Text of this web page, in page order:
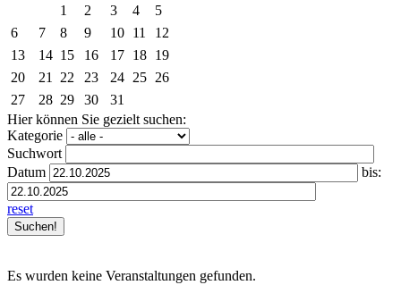
1
2 3 4
5
6
7 8 9 10 11
12
13
14 15 16 17 18 19
20
21 22 23 24 25 26
27
28 29 30
31
Hier können Sie gezielt suchen:
Kategorie
Suchwort
Datum
bis:
reset
Es wurden keine Veranstaltungen gefunden.